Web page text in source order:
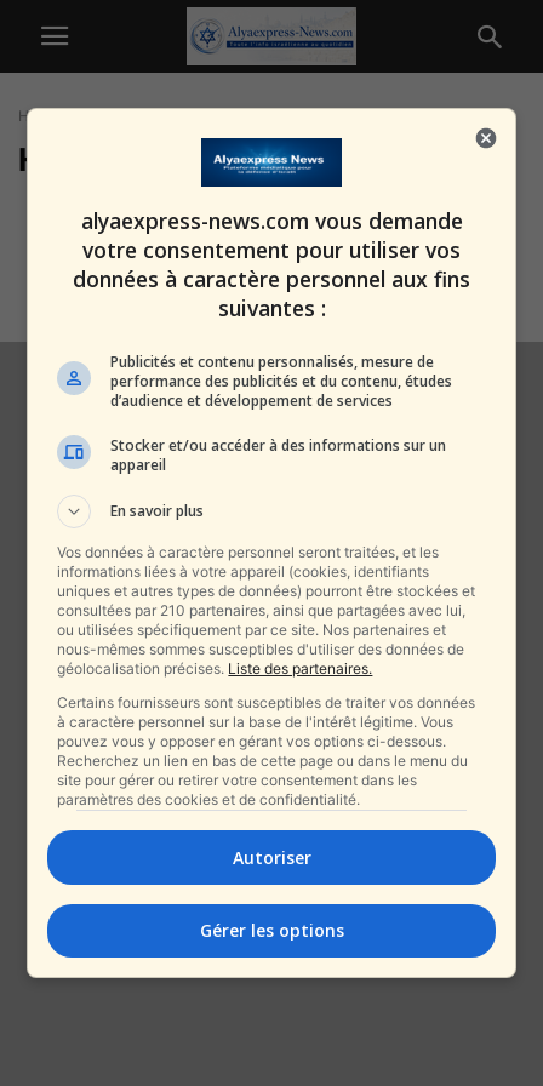
Home
Henrietta Szold
Hadassa Ben Ari furieuse : qui
est l’idiot qui a fait...
alxprss_sab 17 février 2026
alyaexpress-news.com vous demande
votre consentement pour utiliser vos
données à caractère personnel aux fins
suivantes :
Publicités et contenu personnalisés, mesure de
performance des publicités et du contenu, études
d’audience et développement de services
Stocker et/ou accéder à des informations sur un
appareil
En savoir plus
Vos données à caractère personnel seront traitées, et les
informations liées à votre appareil (cookies, identifiants
uniques et autres types de données) pourront être stockées et
consultées par 210 partenaires, ainsi que partagées avec lui,
ou utilisées spécifiquement par ce site. Nos partenaires et
nous-mêmes sommes susceptibles d'utiliser des données de
géolocalisation précises. Liste des partenaires.
Certains fournisseurs sont susceptibles de traiter vos données
à caractère personnel sur la base de l'intérêt légitime. Vous
pouvez vous y opposer en gérant vos options ci-dessous.
Recherchez un lien en bas de cette page ou dans le menu du
site pour gérer ou retirer votre consentement dans les
paramètres des cookies et de confidentialité.
Autoriser
Gérer les options